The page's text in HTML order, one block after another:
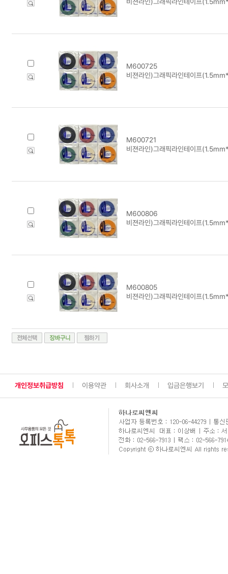
M600725
비젼라인)그래픽라인테이프
M600721
비젼라인)그래픽라인테이프
M600806
비젼라인)그래픽라인테이프
M600805
비젼라인)그래픽라인테이프
개인정보취급방침 이용약관 회사소개 입금은행보기